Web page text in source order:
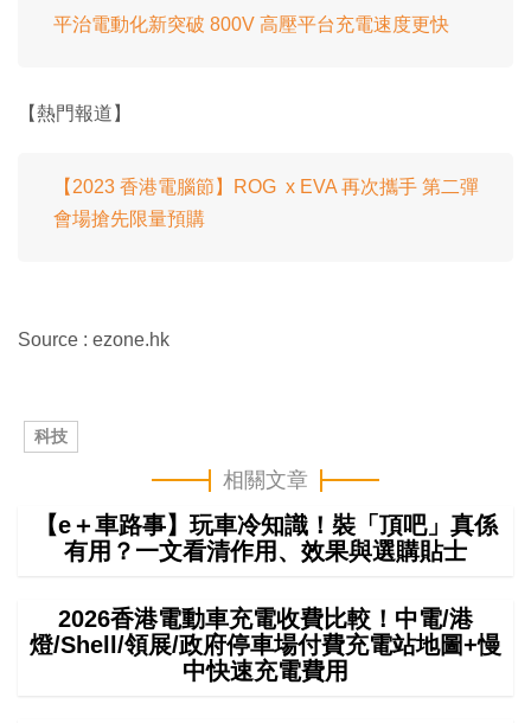
平治電動化新突破 800V 高壓平台充電速度更快
【熱門報道】
【2023 香港電腦節】ROG x EVA 再次攜手 第二彈
會場搶先限量預購
Source : ezone.hk
科技
相關文章
【e＋車路事】玩車冷知識！裝「頂吧」真係
有用？一文看清作用、效果與選購貼士
2026香港電動車充電收費比較！中電/港
燈/Shell/領展/政府停車場付費充電站地圖+慢
中快速充電費用